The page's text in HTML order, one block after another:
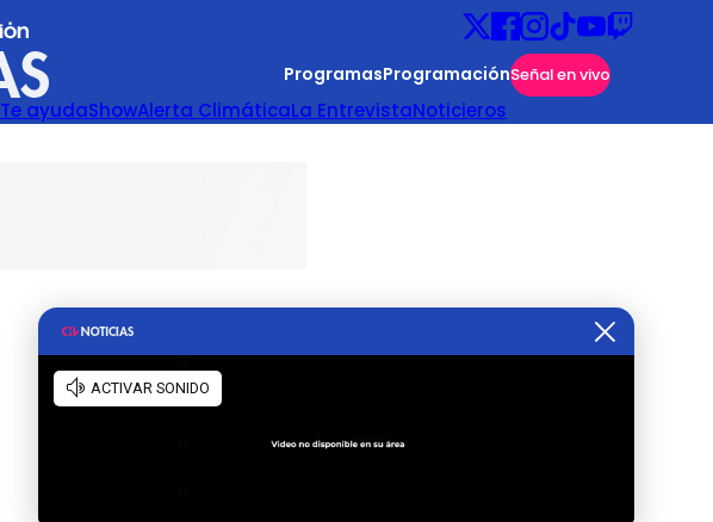
ProgramasProgramaciónSeñal en vivo
Te ayudaShowAlerta ClimáticaLa EntrevistaNoticieros